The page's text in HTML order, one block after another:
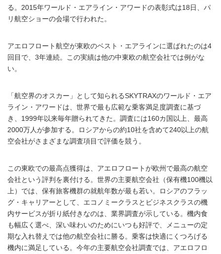
る。2015年ワールド・エアライン・アワードの表彰式は18日、パ
リ航空ショーの会場で行われた。
アエロフロート航空が東欧のベスト・エアラインに選ばれたのは4
回目で、3年連続。この実績は他の中東欧の航空会社では例がな
い。
「航空界のオスカー」として知られるSKYTRAXのワールド・エア
ライン・アワードは、世界で最も広範な乗客満足度調査に基づ
き、1999年以来毎年贈られてきた。調査には160カ国以上、最高
2000万人が参加する。ロシアからの約10社を含めて240以上の航
空会社がさまざまな調査項目で評価を競う。
この東欧での最高点獲得は、アエロフロートが欧州で最高の航空
会社という評判を裏付ける。世界の主要航空会社（保有機100機以
上）では、保有旅客機群の就航年数が最も若い。ロシアのフラッ
グ・キャリアーとして、エコノミークラスとビジネスクラスの機
内サービスが折り紙付きなのは、業界調査が示している。機内食
も幅広く選べ、深い味わいのためにいつも好評で、メニューの定
期な入れ替えでは他の航空会社に勝る。乗客は快適にくつろげる
機内に満足している。今年の主要航空会社調査では、アエロフロ